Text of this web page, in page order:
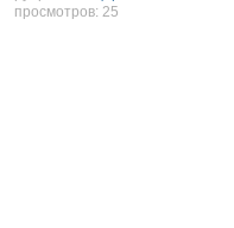
просмотров: 25